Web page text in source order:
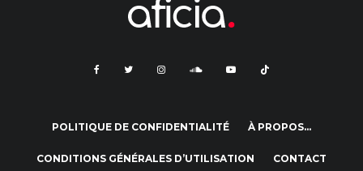
POLITIQUE DE CONFIDENTIALITÉ À PROPOS…
CONDITIONS GÉNÉRALES D’UTILISATION CONTACT